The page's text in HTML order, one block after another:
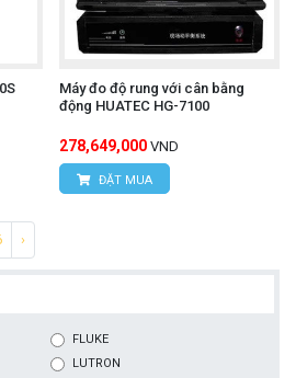
Máy đo độ rung với cân bằng
động HUATEC HG-7100
278,649,000 VND
ĐẶT MUA
›
FLUKE
LUTRON